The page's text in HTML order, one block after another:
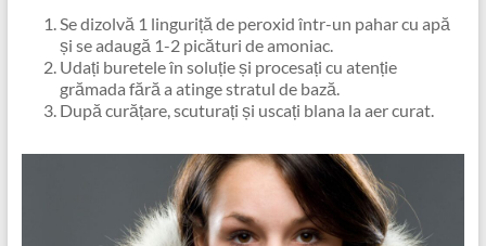
Se dizolvă 1 linguriță de peroxid într-un pahar cu apă
și se adaugă 1-2 picături de amoniac.
Udați buretele în soluție și procesați cu atenție
grămada fără a atinge stratul de bază.
După curățare, scuturați și uscați blana la aer curat.